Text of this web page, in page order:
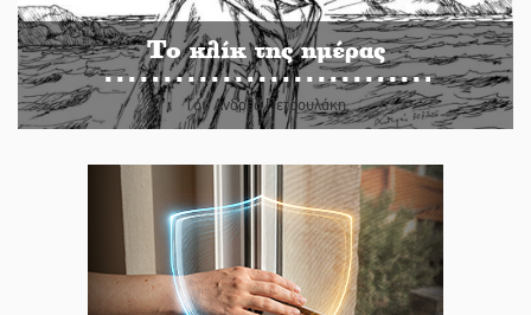
Το κλίκ της ημέρας
Του Ανδρέα Πετρουλάκη